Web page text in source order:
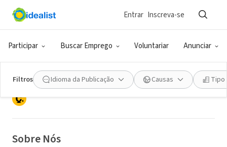
Participar Buscar Emprego Voluntariar Anunciar
Entrar Inscreva-se
Filtros Idioma da Publicação Causas Tipo
ONG (SETOR SOCIAL)
NorthEast Emergency Distribution
(N.E.E.D.)
Hurst, TX www.need-tarrant.com
Sobre Nós